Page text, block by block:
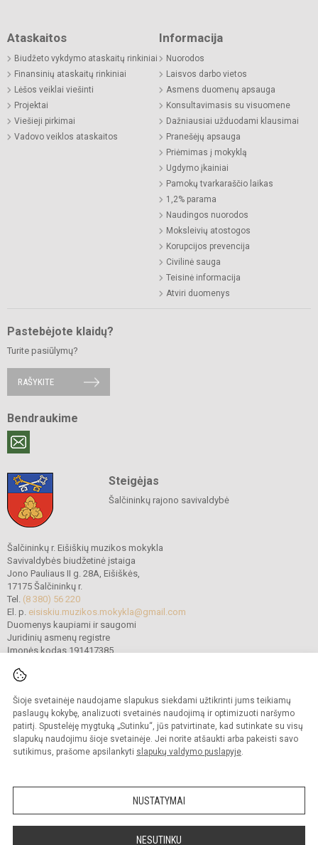
Šioje svetainėje naudojame slapukus siekdami užtikrinti jums teikiamų
paslaugų kokybę, analizuoti svetainės naudojimą ir optimizuoti naršymo
patirtį. Spustelėję mygtuką „Sutinku“, jūs patvirtinate, kad sutinkate su visų
slapukų naudojimu šioje svetainėje. Jei norite atšaukti arba pakeisti savo
sutikimus, prašome apsilankyti slapukų valdymo puslapyje.
NUSTATYMAI
NESUTINKU
Ataskaitos
Biudžeto vykdymo ataskaitų rinkiniai
Finansinių ataskaitų rinkiniai
Lėšos veiklai viešinti
Projektai
Viešieji pirkimai
Vadovo veiklos ataskaitos
Informacija
Nuorodos
Laisvos darbo vietos
Asmens duomenų apsauga
Konsultavimasis su visuomene
Dažniausiai užduodami klausimai
Pranešėjų apsauga
Priėmimas į mokyklą
Ugdymo įkainiai
Pamokų tvarkaraščio laikas
1,2% parama
Naudingos nuorodos
Moksleivių atostogos
Korupcijos prevencija
Civilinė sauga
Teisinė informacija
Atviri duomenys
Pastebėjote klaidų?
Turite pasiūlymų?
RAŠYKITE
Bendraukime
Steigėjas
Šalčininkų rajono savivaldybė
Šalčininkų r. Eišiškių muzikos mokykla
Savivaldybės biudžetinė įstaiga
Jono Pauliaus II g. 28A, Eišiškės,
17175 Šalčininkų r.
Tel. (8 380) 56 220
El. p. eisiskiu.muzikos.mokykla@gmail.com
Duomenys kaupiami ir saugomi
Juridinių asmenų registre
Įmonės kodas 191417385
© 2022. Šalčininkų r. Eišiškių muzikos mokykla. Visos teisės saugomos.
Kopijuoti turinį be raštiško mokyklos vadovybės sutikimo griežtai draudžiama.
Prieinamumo paraiška Slapukų politika
Sumanus būdas atnaujinti